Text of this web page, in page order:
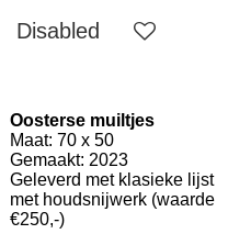
Disabled
Oosterse muiltjes
Maat: 70 x 50
Gemaakt: 2023
Geleverd met klasieke lijst
met houdsnijwerk (waarde
€250,-)